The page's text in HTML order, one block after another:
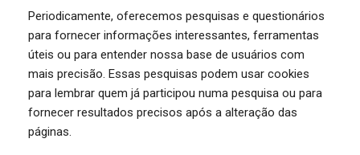
Periodicamente, oferecemos pesquisas e questionários
para fornecer informações interessantes, ferramentas
úteis ou para entender nossa base de usuários com
mais precisão. Essas pesquisas podem usar cookies
para lembrar quem já participou numa pesquisa ou para
fornecer resultados precisos após a alteração das
páginas.